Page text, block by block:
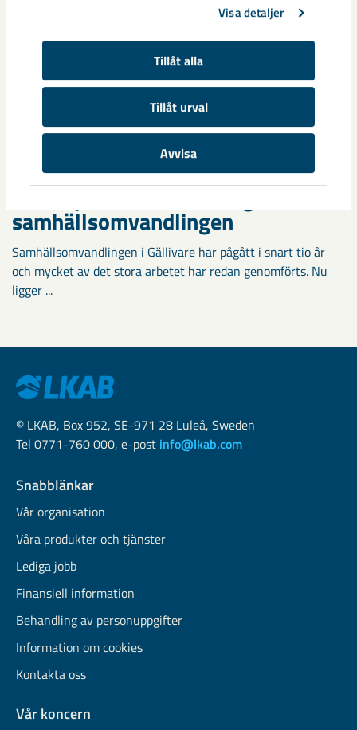
Visa detaljer
Tillåt alla
Tillåt urval
Avvisa
samhällsomvandlingen
Samhällsomvandlingen i Gällivare har pågått i snart tio år
och mycket av det stora arbetet har redan genomförts. Nu
ligger ...
© LKAB, Box 952, SE-971 28 Luleå, Sweden
Tel 0771-760 000, e-post info@lkab.com
Snabblänkar
Vår organisation
Våra produkter och tjänster
Lediga jobb
Finansiell information
Behandling av personuppgifter
Information om cookies
Kontakta oss
Vår koncern